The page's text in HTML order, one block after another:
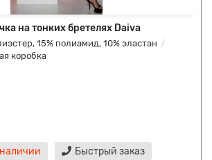
на тонких бретелях Daiva
15% полиамид, 10% эластан
коробка
Быстрый заказ